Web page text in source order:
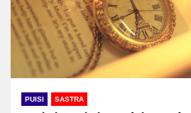
PUISI SASTRA